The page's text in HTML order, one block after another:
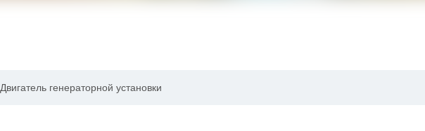
Двигатель генераторной установки